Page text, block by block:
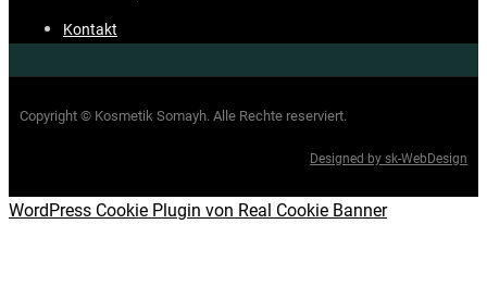
Kontakt
Copyright © Kosmetik Somayh. Alle Rechte reserviert.
Designed by sk-WebDesign
WordPress Cookie Plugin von Real Cookie Banner